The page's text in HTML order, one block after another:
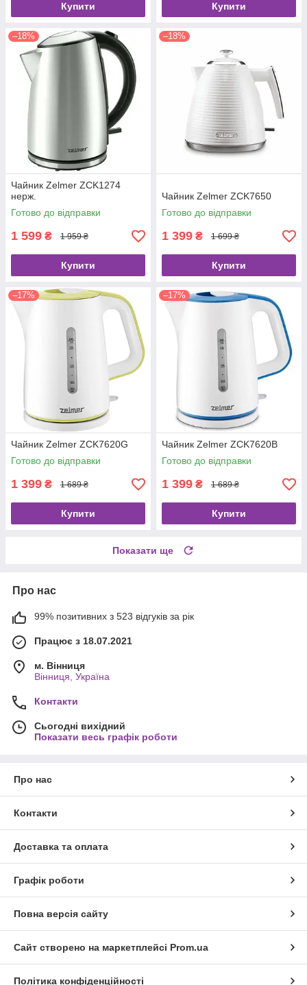
Купити Купити
–18%
Чайник Zelmer ZCK1274
нерж.
Готово до відправки
1 599 ₴ 1 959 ₴
Купити
–18%
Чайник Zelmer ZCK7650
Готово до відправки
1 399 ₴ 1 699 ₴
Купити
–17%
Чайник Zelmer ZCK7620G
Готово до відправки
1 399 ₴ 1 689 ₴
Купити
–17%
Чайник Zelmer ZCK7620B
Готово до відправки
1 399 ₴ 1 689 ₴
Купити
Показати ще
Про нас
99% позитивних з 523 відгуків за рік
Працює з 18.07.2021
м. Вінниця
Вінниця, Україна
Контакти
Сьогодні вихідний
Показати весь графік роботи
Про нас
Контакти
Доставка та оплата
Графік роботи
Повна версія сайту
Сайт створено на маркетплейсі Prom.ua
Політика конфіденційності